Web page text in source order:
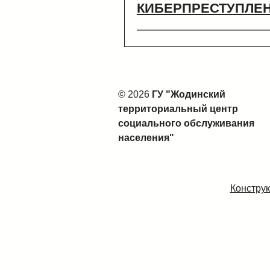
© 2026 ГУ "Жодинский
территориальный центр
социального обслуживания
населения"